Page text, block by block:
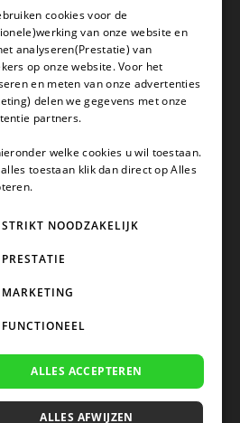
PA Udeninfo(@)koffie-
5578KvK 67529623 Btw:
cookies voor de
van onze website en
analyseren(Prestatie) van
op onze website. Voor het
en meten van onze advertenties
delen we gegevens met onze
partners.
welke cookies u wil toestaan.
toestaan klik dan direct op Alles
STRIKT NOODZAKELIJK
PRESTATIE
MARKETING
FUNCTIONEEL
ALLES ACCEPTEREN
ALLES AFWIJZEN